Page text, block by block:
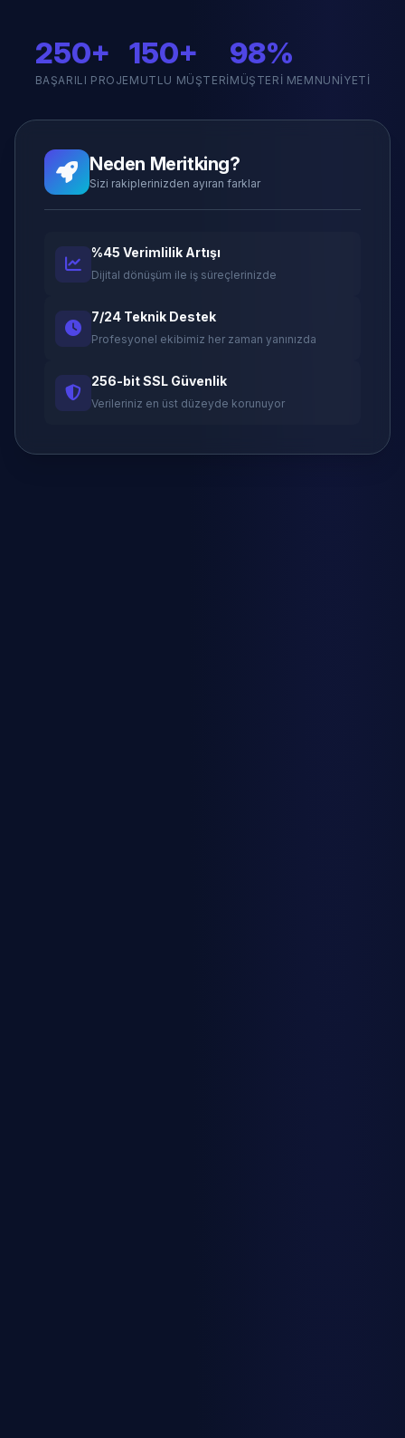
250+
BAŞARILI PROJE
150+
MUTLU MÜŞTERI
98%
MÜŞTERI MEMNUNIYETI
Neden Meritking?
Sizi rakiplerinizden ayıran farklar
%45 Verimlilik Artışı
Dijital dönüşüm ile iş süreçlerinizde
7/24 Teknik Destek
Profesyonel ekibimiz her zaman yanınızda
256-bit SSL Güvenlik
Verileriniz en üst düzeyde korunuyor